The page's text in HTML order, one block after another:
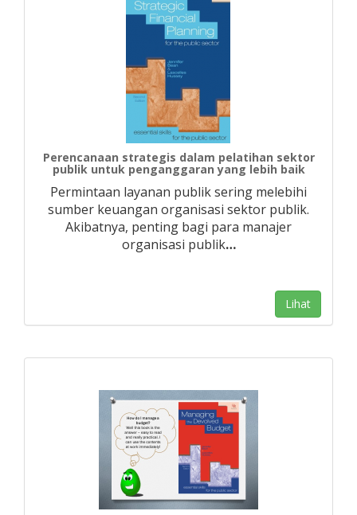
Perencanaan strategis dalam pelatihan sektor
publik untuk penganggaran yang lebih baik
Permintaan layanan publik sering melebihi
sumber keuangan organisasi sektor publik.
Akibatnya, penting bagi para manajer
organisasi publik…
Lihat